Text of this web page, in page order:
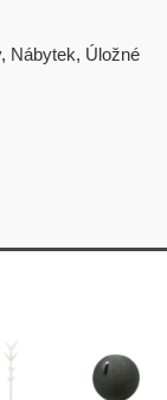
, Nábytek, Úložné